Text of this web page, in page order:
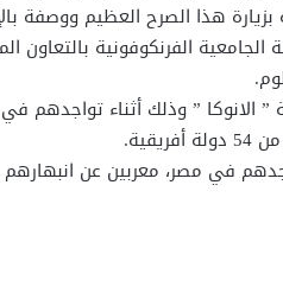
هذا الصرح العظيم ووصفة
الجامعية الفرنكوفونية بالتعاون
” الانوكا ” وذلك أثناء تواجدهم
في مصر، معربين عن